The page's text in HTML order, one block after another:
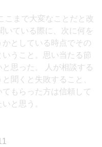
こまで大変なことだと改
いている際に、次に何を
としている時点でその
うこと。思い当たる節
思った。 人が相談する
聞くと失敗すること、
もらった方は信頼して
と思う。